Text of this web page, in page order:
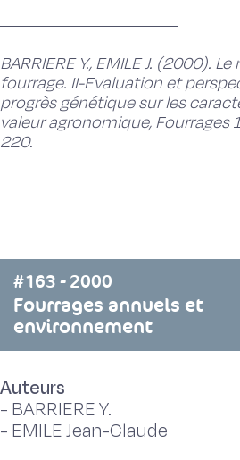
BARRIERE Y., EMILE J. (2000).
fourrage. II-Evaluation et
progrès génétique sur les
valeur agronomique, Fourrages
220.
#163 - 2000
Fourrages annuels et
environnement
Auteurs
- BARRIERE Y.
- EMILE Jean-Claude